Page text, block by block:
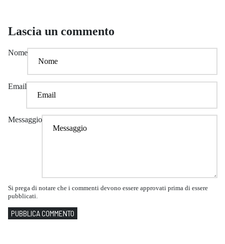
Lascia un commento
Nome
Email
Messaggio
Si prega di notare che i commenti devono essere approvati prima di essere
pubblicati.
PUBBLICA COMMENTO